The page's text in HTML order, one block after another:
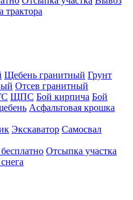
трактора
Щебень гранитный Грунт
Отсев гранитный
ЩПС Бой кирпича Бой
Асфальтовая крошка
Экскаватор Самосвал
Отсыпка участка